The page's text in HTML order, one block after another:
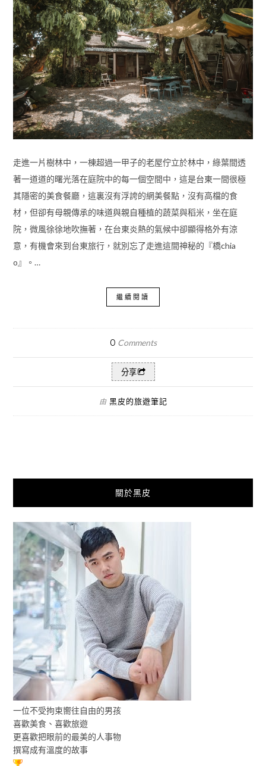
走進一片樹林中，一棟超過一甲子的老屋佇立於林中，綠葉間透
著一道道的曙光落在庭院中的每一個空間中，這是台東一間很極
其隱密的美食餐廳，這裏沒有浮誇的網美餐點，沒有高檔的食
材，但卻有母親傳承的味道與親自種植的蔬菜與稻米，坐在庭
院，微風徐徐地吹撫著，在台東炎熱的氣候中卻顯得格外有涼
意，有機會來到台東旅行，就別忘了走進這間神秘的『橋chia
o』。…
繼續閱讀
0 Comments
分享
由 黑皮的旅遊筆記
關於黑皮
一位不受拘束嚮往自由的男孩
喜歡美食、喜歡旅遊
更喜歡把眼前的最美的人事物
撰寫成有溫度的故事